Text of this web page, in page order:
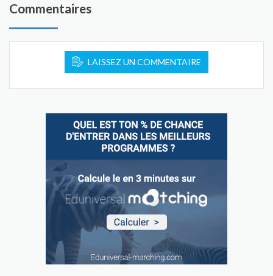
Commentaires
LAISSEZ UN COMMENTAIRE